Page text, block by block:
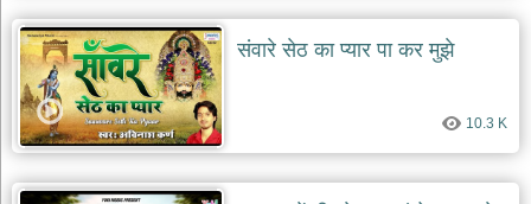
संवारे सेठ का प्यार पा कर मुझे
10.3 K